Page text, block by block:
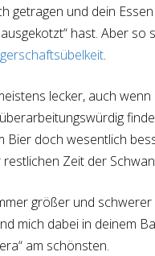
getragen und dein
hast. Aber
.
lecker, auch
Bier doch wesentlich
Zeit der
größer und
mich dabei in deinem
am schönsten.